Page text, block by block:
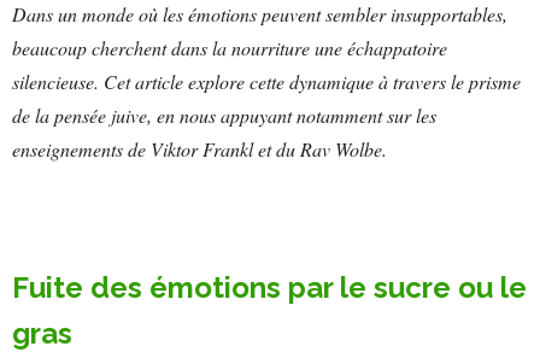
Dans un monde où les émotions peuvent sembler insupportables,
beaucoup cherchent dans la nourriture une échappatoire
silencieuse. Cet article explore cette dynamique à travers le prisme
de la pensée juive, en nous appuyant notamment sur les
enseignements de Viktor Frankl et du Rav Wolbe.
Fuite des émotions par le sucre ou le
gras